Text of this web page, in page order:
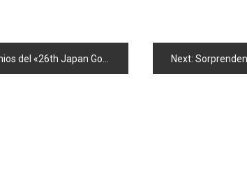
Disc Awards» y PV corto de «GIVE ME FIVE!» Next: Sorprenden a 2